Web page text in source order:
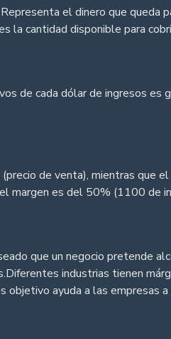
el dinero que queda
la cantidad disponible para
de cada dólar de ingresos es
de venta), mientras que
margen es del 50% (1100 de
que un negocio pretende
industrias tienen
objetivo ayuda a las empresas